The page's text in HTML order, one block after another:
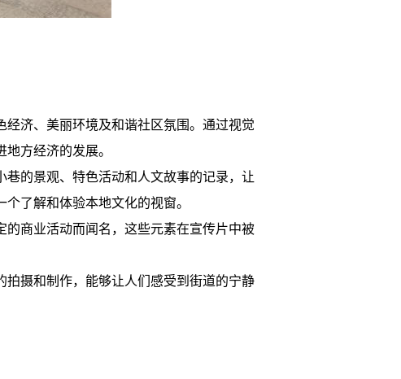
济、美丽环境及和谐社区氛围。通过视觉
方经济的发展。
的景观、特色活动和人文故事的记录，让
了解和体验本地文化的视窗。
商业活动而闻名，这些元素在宣传片中被
摄和制作，能够让人们感受到街道的宁静